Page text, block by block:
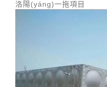
洛陽(yáng)一拖項目